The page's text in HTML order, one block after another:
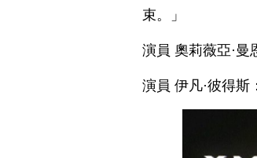
束。」
演員 奧莉薇亞·曼
演員 伊凡·彼得斯